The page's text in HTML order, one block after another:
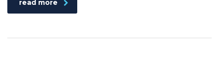
read more